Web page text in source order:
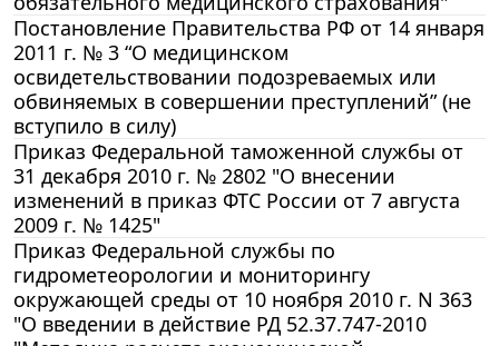
Постановление Правительства РФ от 14 января
2011 г. № 3 “О медицинском
освидетельствовании подозреваемых или
обвиняемых в совершении преступлений” (не
вступило в силу)
Приказ Федеральной таможенной службы от
31 декабря 2010 г. № 2802 "О внесении
изменений в приказ ФТС России от 7 августа
2009 г. № 1425"
Приказ Федеральной службы по
гидрометеорологии и мониторингу
окружающей среды от 10 ноября 2010 г. N 363
"О введении в действие РД 52.37.747-2010